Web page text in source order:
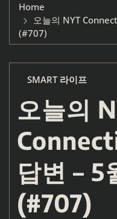
Home
오늘의 NYT
(#707)
SMART 라이프
오늘의
답변 – 5
(#707)